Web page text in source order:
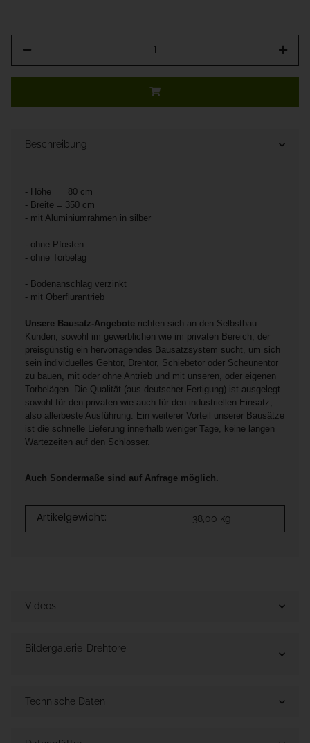
Beschreibung
- Höhe = 80 cm
- Breite = 350 cm
- mit Aluminiumrahmen in silber
- ohne Pfosten
- ohne Torbelag
- Bodenanschlag verzinkt
- mit Oberflurantrieb
Unsere Bausatz-Angebote richten sich an den Selbstbau-
Kunden, sowohl im gewerblichen wie im privaten Bereich, der
preisgünstig ein hervorragendes Bausatzsystem sucht, um sich
sein individuelles Gehtor, Drehtor, Schiebetor oder Scheunentor
zu bauen, mit oder ohne Antrieb und mit unseren, oder eigenen
Torbelägen. Die Qualität (aus deutscher Fertigung) ist ausgelegt
sowohl für den privaten wie auch für den industriellen Einsatz,
also allerbeste Ausführung. Ein weiterer Vorteil unserer Bausätze
ist die schnelle Lieferung innerhalb weniger Tage, keine langen
Wartezeiten auf den Schlosser.
Auch Sondermaße sind auf Anfrage möglich.
Artikelgewicht: 38,00 kg
Videos
Bildergalerie-Drehtore
Technische Daten